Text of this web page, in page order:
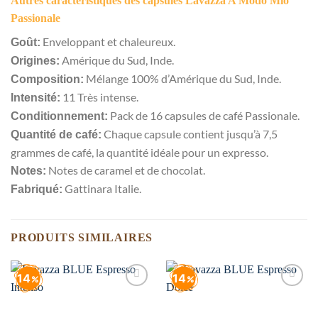
Passionale
Goût: Enveloppant et chaleureux.
Origines: Amérique du Sud, Inde.
Composition: Mélange 100% d’Amérique du Sud, Inde.
Intensité: 11 Très intense.
Conditionnement: Pack de 16 capsules de café Passionale.
Quantité de café: Chaque capsule contient jusqu’à 7,5
grammes de café, la quantité idéale pour un expresso.
Notes: Notes de caramel et de chocolat.
Fabriqué: Gattinara Italie.
PRODUITS SIMILAIRES
14 14